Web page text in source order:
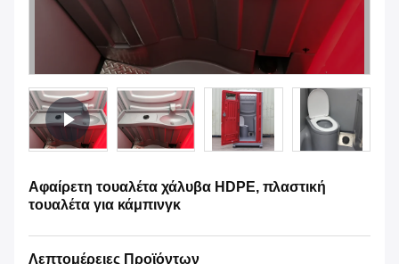
Αφαίρετη τουαλέτα χάλυβα HDPE, πλαστική
τουαλέτα για κάμπινγκ
Λεπτομέρειες Προϊόντων